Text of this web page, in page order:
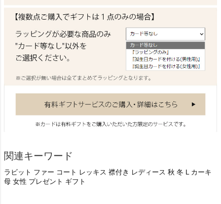
関連キーワード
ラビット ファー コート レッキス 襟付き レディース 秋 冬 L カーキ
母 女性 プレゼント ギフト